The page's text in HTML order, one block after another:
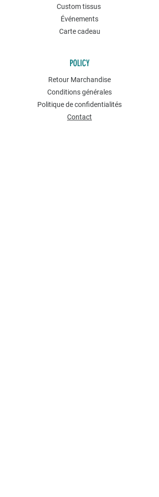
Custom tissus
Événements
Carte cadeau
POLICY
Retour Marchandise
Conditions générales
Politique de confidentialités
Contact